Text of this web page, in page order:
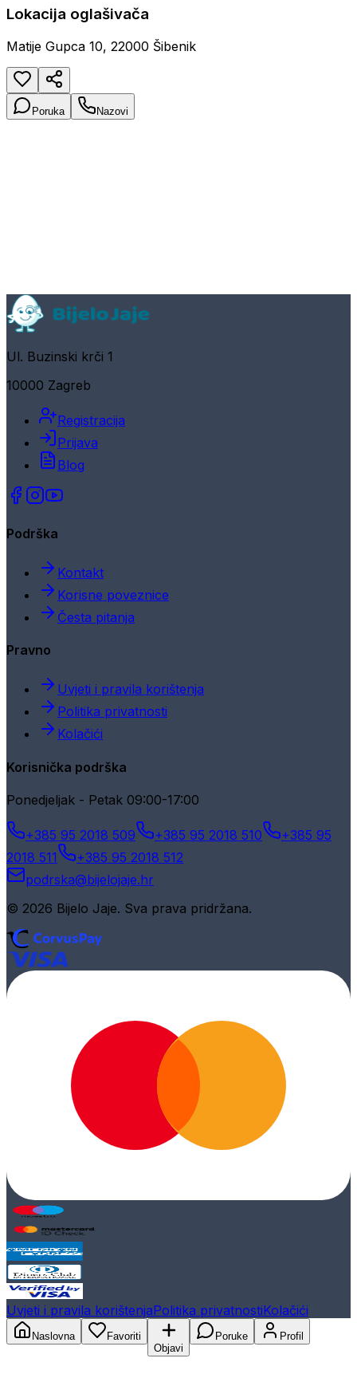
Lokacija oglašivača
Matije Gupca 10, 22000 Šibenik
Poruka Nazovi
Ul. Buzinski krči 1
10000 Zagreb
Registracija
Prijava
Blog
Podrška
Kontakt
Korisne poveznice
Česta pitanja
Pravno
Uvjeti i pravila korištenja
Politika privatnosti
Kolačići
Korisnička podrška
Ponedjeljak - Petak 09:00-17:00
+385 95 2018 509 +385 95 2018 510
+385 95
2018 511
+385 95 2018 512
podrska@bijelojaje.hr
© 2026 Bijelo Jaje. Sva prava pridržana.
Uvjeti i pravila korištenjaPolitika privatnostiKolačići
Naslovna
Favoriti
Objavi
Poruke Profil